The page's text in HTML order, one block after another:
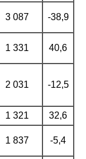
3 087 -38,9
1 331 40,6
2 031 -12,5
1 321 32,6
1 837 -5,4